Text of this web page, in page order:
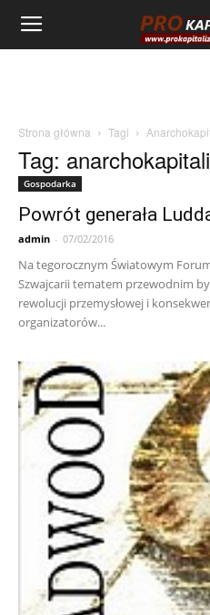
Strona główna Tagi
Tag:
Gospodarka
Powrót generała
admin - 07/02/2016
Na tegorocznym Światowym
Szwajcarii tematem przewodnim
rewolucji przemysłowej i
organizatorów...